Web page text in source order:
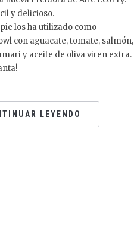
y delicioso.
los ha utilizado como
con aguacate, tomate, salmón,
y aceite de oliva viren extra.
LEYENDO